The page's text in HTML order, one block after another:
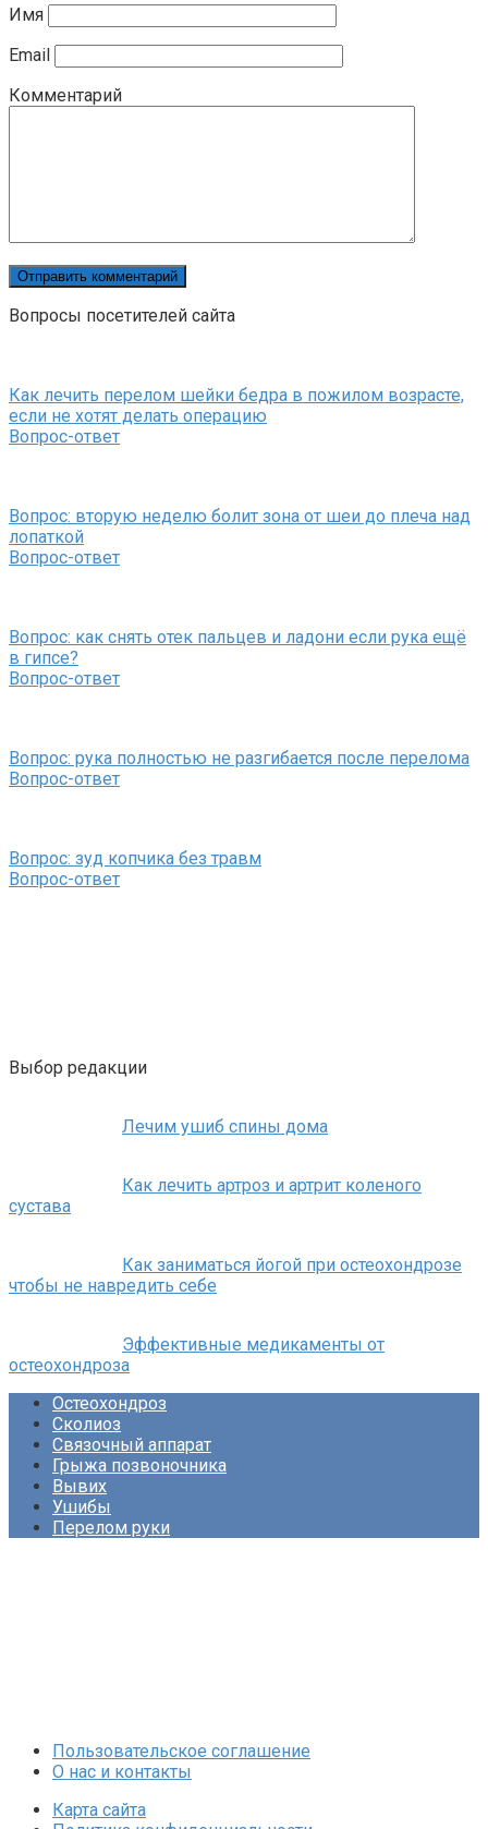
Имя
Email
Комментарий
Вопросы посетителей сайта
Как лечить перелом шейки бедра в пожилом возрасте,
если не хотят делать операцию
Вопрос-ответ
Вопрос: вторую неделю болит зона от шеи до плеча над
лопаткой
Вопрос-ответ
Вопрос: как снять отек пальцев и ладони если рука ещё
в гипсе?
Вопрос-ответ
Вопрос: рука полностью не разгибается после перелома
Вопрос-ответ
Вопрос: зуд копчика без травм
Вопрос-ответ
Выбор редакции
Лечим ушиб спины дома
Как лечить артроз и артрит коленого
сустава
Как заниматься йогой при остеохондрозе
чтобы не навредить себе
Эффективные медикаменты от
остеохондроза
Остеохондроз
Сколиоз
Связочный аппарат
Грыжа позвоночника
Вывих
Ушибы
Перелом руки
Пользовательское соглашение
О нас и контакты
Карта сайта